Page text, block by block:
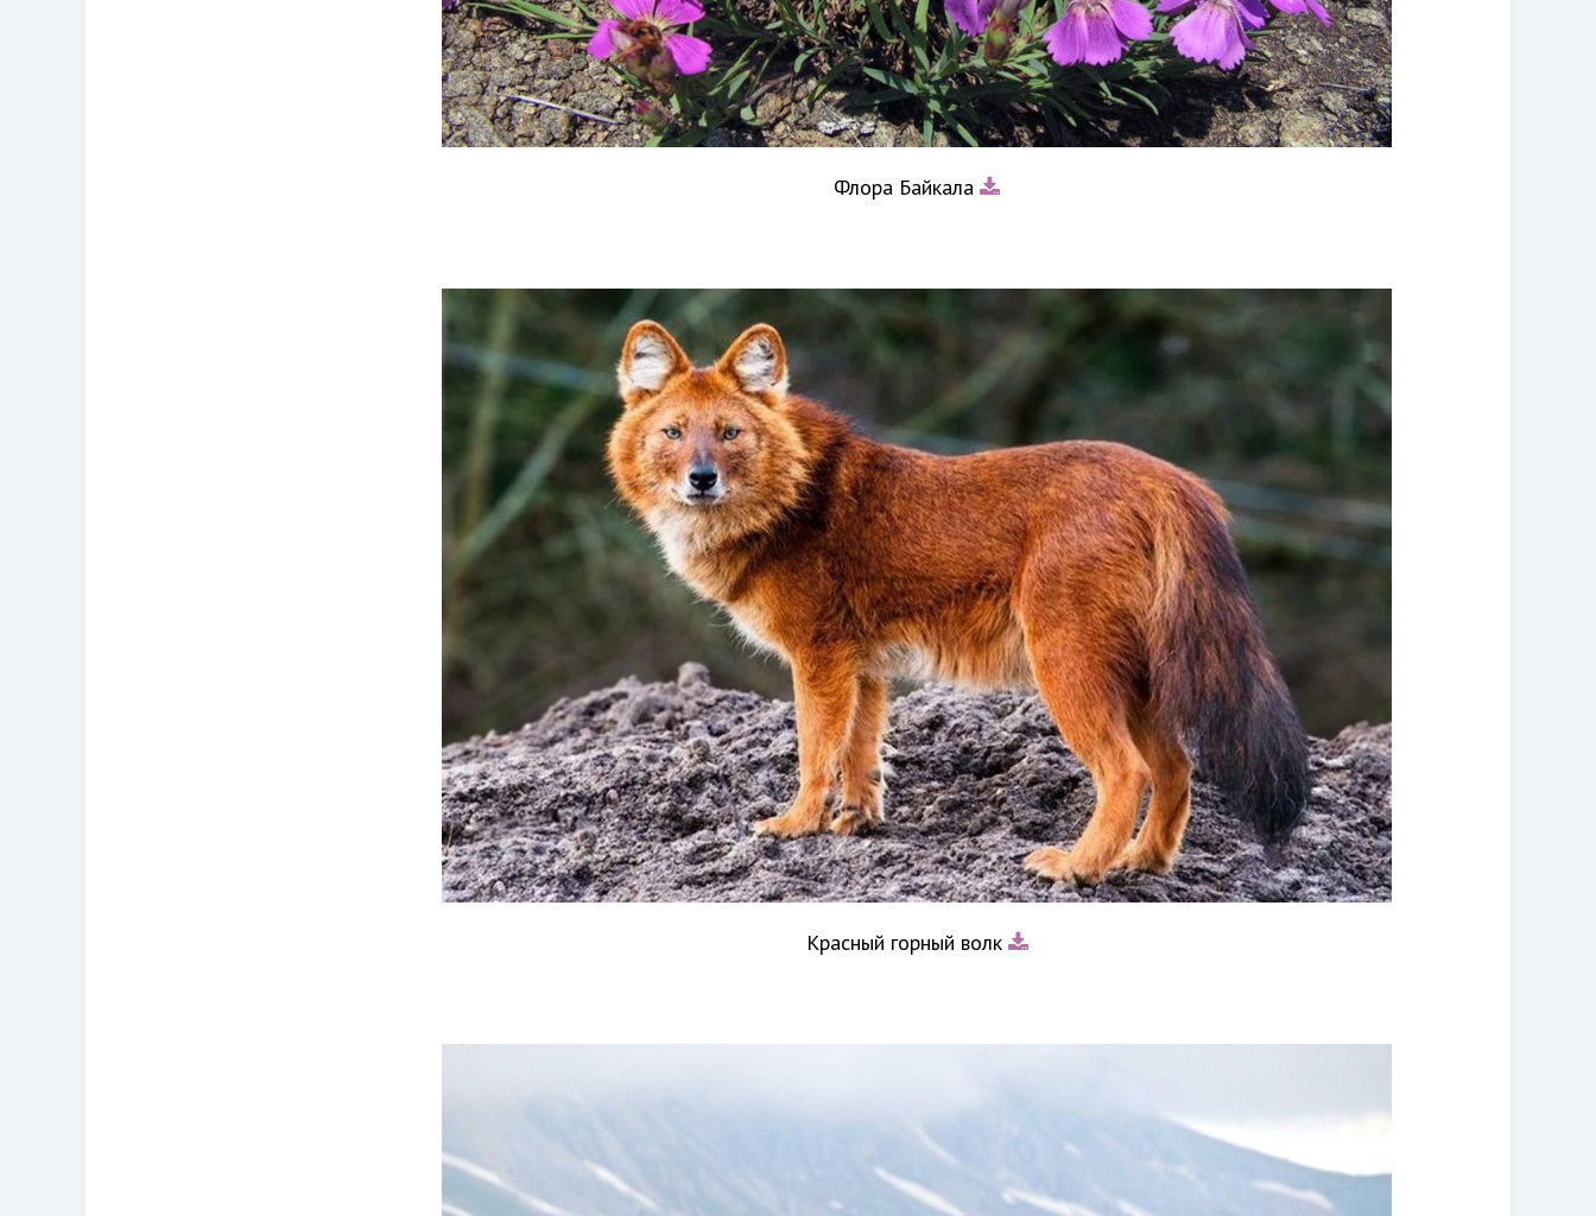
Флора Байкала
Красный горный волк